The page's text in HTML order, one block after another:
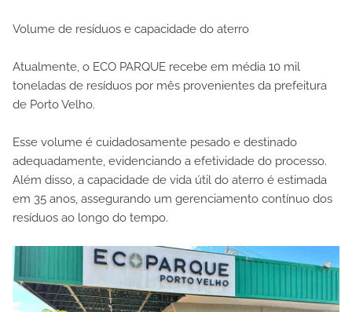
Volume de resíduos e capacidade do aterro
Atualmente, o ECO PARQUE recebe em média 10 mil
toneladas de resíduos por mês provenientes da prefeitura
de Porto Velho.
Esse volume é cuidadosamente pesado e destinado
adequadamente, evidenciando a efetividade do processo.
Além disso, a capacidade de vida útil do aterro é estimada
em 35 anos, assegurando um gerenciamento contínuo dos
resíduos ao longo do tempo.